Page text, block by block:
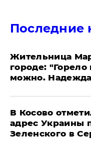
Последние
Жительница
городе: "Горело
можно.
В Косово
адрес Украины
Зеленского в